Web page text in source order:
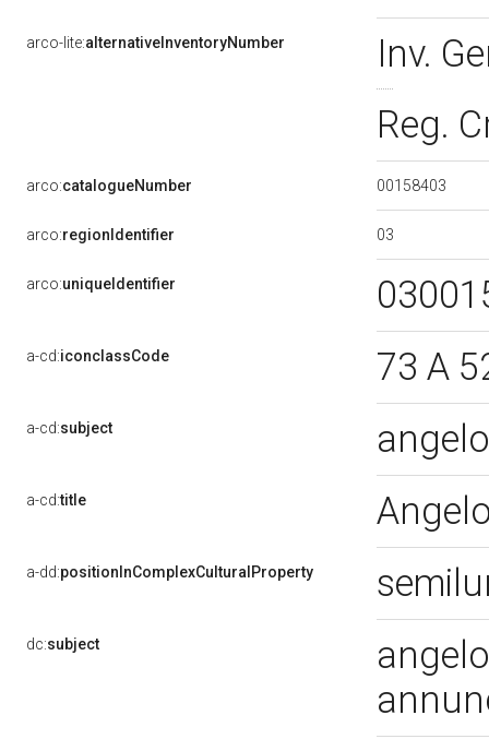
arco-lite:alternativeInventoryNumber
Inv.
Reg.
arco:catalogueNumber 00158403
arco:regionIdentifier 03
arco:uniqueIdentifier
a-cd:iconclassCode 73 A
a-cd:subject
a-cd:title
a-dd:positionInComplexCulturalProperty
dc:subject